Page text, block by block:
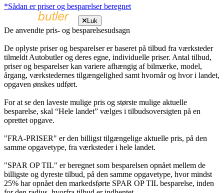
*Sådan er priser og besparelser beregnet
Luk
De anvendte pris- og besparelsesudsagn
De oplyste priser og besparelser er baseret på tilbud fra værksteder
tilmeldt Autobutler og deres egne, individuelle priser. Antal tilbud,
priser og besparelser kan variere afhængig af bilmærke, model,
årgang, værkstedernes tilgængelighed samt hvornår og hvor i landet,
opgaven ønskes udført.
For at se den laveste mulige pris og største mulige aktuelle
besparelse, skal “Hele landet” vælges i tilbudsoversigten på en
oprettet opgave.
"FRA-PRISER" er den billigst tilgængelige aktuelle pris, på den
samme opgavetype, fra værksteder i hele landet.
"SPAR OP TIL" er beregnet som besparelsen opnået mellem de
billigste og dyreste tilbud, på den samme opgavetype, hvor mindst
25% har opnået den markedsførte SPAR OP TIL besparelse, inden